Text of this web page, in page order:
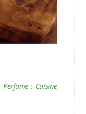
Perfume : Cuisine